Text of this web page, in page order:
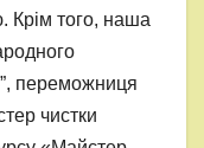
Крім того, наша
переможниця
чистки